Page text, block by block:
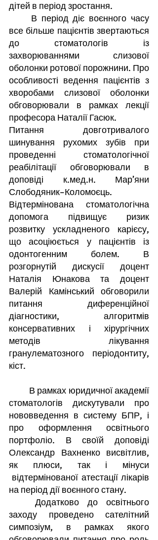
дітей в період зростання.
все більше пацієнтів звертаються
до стоматологів із
захворюваннями слизової
оболонки ротової порожнини. Про
особливості ведення пацієнтів з
хворобами слизової оболонки
обговорювали в рамках лекції
професора Наталії Гасюк.
Питання довготривалого
шинування рухомих зубів при
проведенні стоматологічної
реабілітації обговорювали в
доповіді к.мед.н. Мар’яни
Слободяник–Коломоєць.
Відтермінована стоматологічна
допомога підвищує ризик
розвитку ускладненого карієсу,
що асоціюється у пацієнтів із
одонтогенним болем. В
розгорнутій дискусії доцент
Наталія Юнакова та доцент
Валерій Камінський обговорили
питання диференційної
діагностики, алгоритмів
консервативних і хірургічних
методів лікування
гранулематозного періодонтиту,
кіст.
стоматологів дискутували про
нововведення в систему БПР, і
про оформлення освітнього
портфоліо. В своїй доповіді
Олександр Вахненко висвітлив,
як плюси, так і мінуси
відтермінованої атестації лікарів
на період дії воєнного стану.
заходу проведено сателітний
симпозіум, в рамках якого